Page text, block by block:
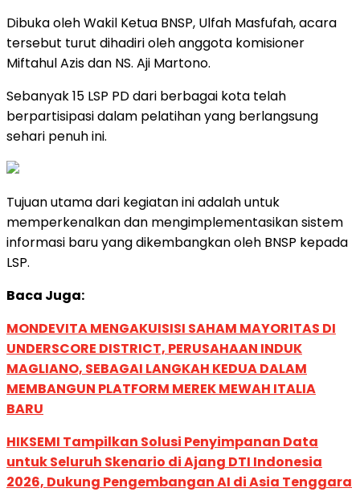
Dibuka oleh Wakil Ketua BNSP, Ulfah Masfufah, acara
tersebut turut dihadiri oleh anggota komisioner
Miftahul Azis dan NS. Aji Martono.
Sebanyak 15 LSP PD dari berbagai kota telah
berpartisipasi dalam pelatihan yang berlangsung
sehari penuh ini.
Tujuan utama dari kegiatan ini adalah untuk
memperkenalkan dan mengimplementasikan sistem
informasi baru yang dikembangkan oleh BNSP kepada
LSP.
Baca Juga:
MONDEVITA MENGAKUISISI SAHAM MAYORITAS DI
UNDERSCORE DISTRICT, PERUSAHAAN INDUK
MAGLIANO, SEBAGAI LANGKAH KEDUA DALAM
MEMBANGUN PLATFORM MEREK MEWAH ITALIA
BARU
HIKSEMI Tampilkan Solusi Penyimpanan Data
untuk Seluruh Skenario di Ajang DTI Indonesia
2026, Dukung Pengembangan AI di Asia Tenggara